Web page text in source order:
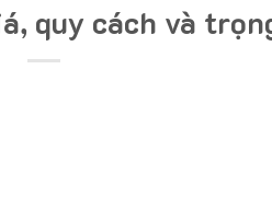
quy cách và